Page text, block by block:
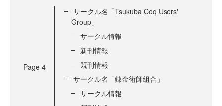
Page 4
サークル名「Tsukuba Coq Users'
Group」
サークル情報
新刊情報
既刊情報
サークル名「錬金術師組合」
サークル情報